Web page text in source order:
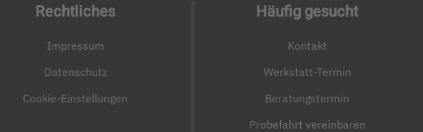
Rechtliches
Impressum
Datenschutz
Cookie-Einstellungen
Häufig gesucht
Kontakt
Werkstatt-Termin
Beratungstermin
Probefahrt vereinbaren